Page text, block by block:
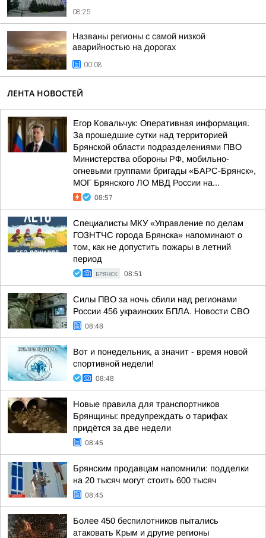
08:25
Названы регионы с самой низкой
аварийностью на дорогах
00:08
ЛЕНТА НОВОСТЕЙ
Егор Ковальчук: Оперативная информация.
За прошедшие сутки над территорией
Брянской области подразделениями ПВО
Министерства обороны РФ, мобильно-
огневыми группами бригады «БАРС-Брянск»,
МОГ Брянского ЛО МВД России на...
08:57
Специалисты МКУ «Управление по делам
ГОЗНТЧС города Брянска» напоминают о
том, как не допустить пожары в летний
период
БРЯНСК 08:51
Силы ПВО за ночь сбили над регионами
России 456 украинских БПЛА. Новости СВО
08:48
Вот и понедельник, а значит - время новой
спортивной недели!
08:48
Новые правила для транспортников
Брянщины: предупреждать о тарифах
придётся за две недели
08:45
Брянским продавцам напомнили: подделки
на 20 тысяч могут стоить 600 тысяч
08:45
Более 450 беспилотников пытались
атаковать Крым и другие регионы